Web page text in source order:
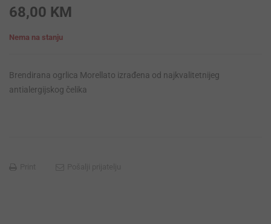
68,00 KM
Nema na stanju
Brendirana ogrlica Morellato izrađena od najkvalitetnijeg
antialergijskog čelika